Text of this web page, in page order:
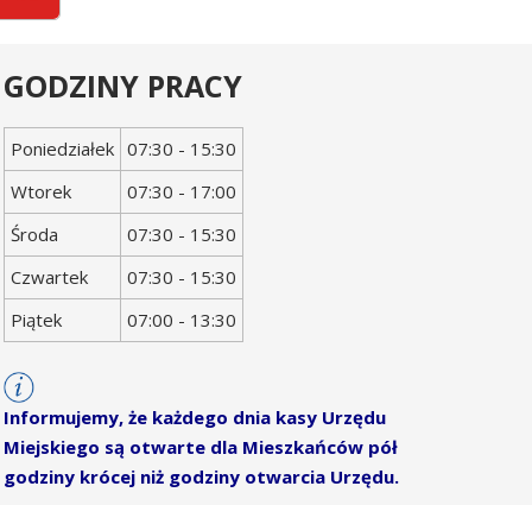
GODZINY PRACY
Dzień
tygodnia
Godziny
otwarcia
Poniedziałek 07:30 - 15:30
Wtorek
07:30 - 17:00
Środa
07:30 - 15:30
Czwartek
07:30 - 15:30
Piątek
07:00 - 13:30
Informujemy, że każdego dnia kasy Urzędu
Miejskiego są otwarte dla Mieszkańców pół
godziny krócej niż godziny otwarcia Urzędu.